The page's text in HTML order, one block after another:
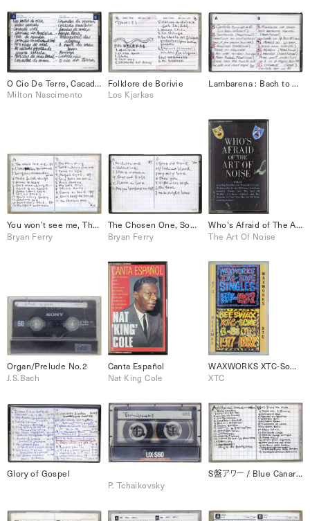
O Cio De Terre, Cacador De Mim, etc.
Milton Nascimento
Folklore de Borivie
Los Kjarkas
Lambarena : Bach to Africa
You won’t see me, The Main Thing, etc
Bryan Ferry
The Chosen One, Some Old scene, etc.
Bryan Ferry
Who’s Afraid of The Art of Noise
The Art Of Noise
Organ/Prelude No.2
J.S.Bach
Canta Español
Nat King Cole
WAXWORKS XTC-Some Singles 1977-1982
XTC
Glory of Gospel
P. Tchaikovsky
S盤アワー / Blue Canary, Oh! My Pa・Pa, etc.